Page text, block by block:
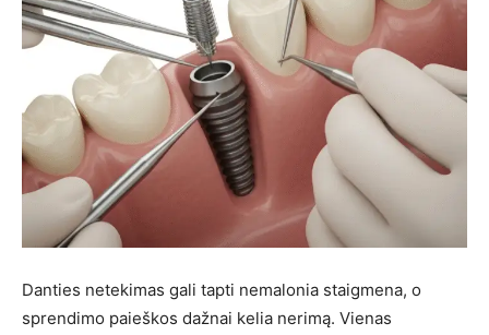
Danties netekimas gali tapti nemalonia staigmena, o
sprendimo paieškos dažnai kelia nerimą. Vienas